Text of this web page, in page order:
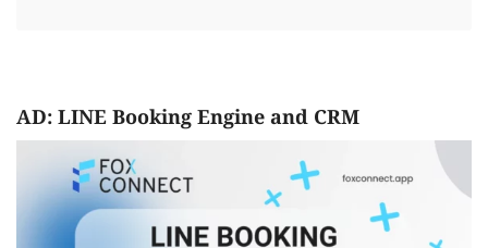
AD: LINE Booking Engine and CRM